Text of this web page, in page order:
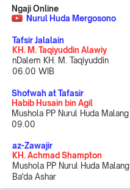
Ngaji Online
Nurul Huda Mergosono
Tafsir Jalalain
KH. M. Taqiyuddin Alawiy
nDalem KH. M. Taqiyuddin
06.00 WIB
Shofwah at Tafasir
Habib Husain bin Agil
Mushola PP Nurul Huda Malang
09.00
az-Zawajir
KH. Achmad Shampton
Mushola PP Nurul Huda Malang
Ba'da Ashar